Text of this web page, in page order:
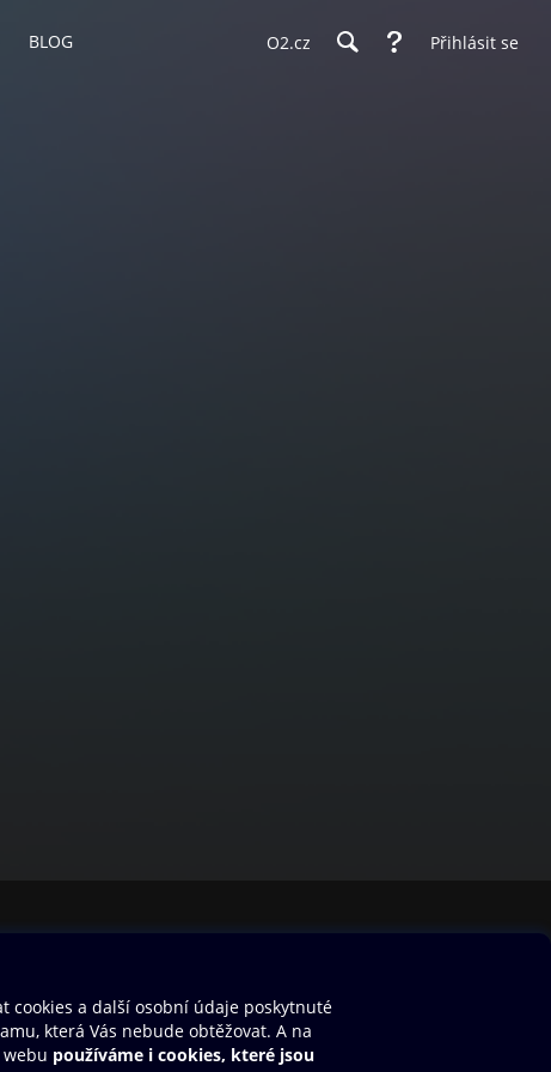
BLOG O2.cz Přihlásit se